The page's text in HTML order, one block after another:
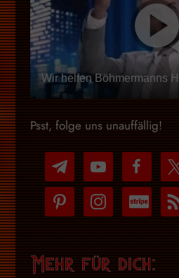
Psst, folge uns unauffällig!
telegram
youtube-
play
facebook
pinterest instagramcc-
stripe
rss
Mehr für dich: